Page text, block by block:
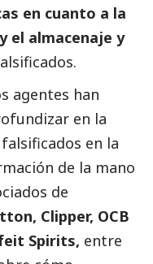
en cuanto a la
el almacenaje y
agentes han
en la
en la
de la mano
de
Clipper, OCB
Spirits, entre